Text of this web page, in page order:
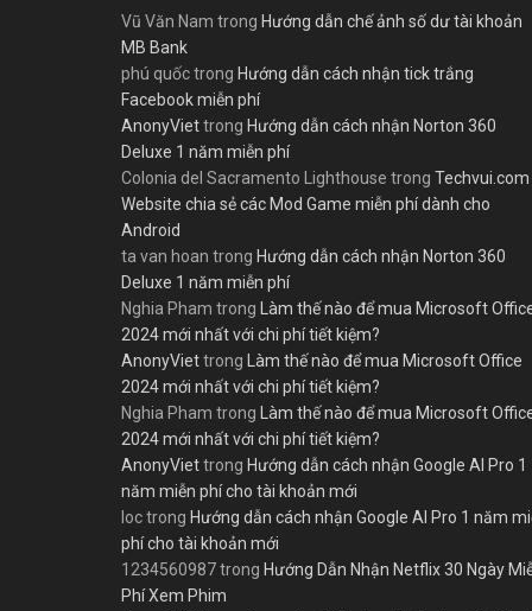
Vũ Văn Nam trong Hướng dẫn chế ảnh số dư tài khoản
MB Bank
phú quốctrong Hướng dẫn cách nhận tick trắng
Facebook miễn phí
AnonyViettrong Hướng dẫn cách nhận Norton 360
Deluxe 1 năm miễn phí
Colonia del Sacramento Lighthouse trong Techvui.com
Website chia sẻ các Mod Game miễn phí dành cho
Android
ta van hoan trong Hướng dẫn cách nhận Norton 360
Deluxe 1 năm miễn phí
Nghia Pham trong
Làm thế nào để mua Microsoft
2024 mới nhất với chi phí tiết kiệm?
AnonyViettrong
Làm thế nào để mua Microsoft Office
2024 mới nhất với chi phí tiết kiệm?
Nghia Pham trong
Làm thế nào để mua Microsoft
2024 mới nhất với chi phí tiết kiệm?
AnonyViettrong Hướng dẫn cách nhận Google AI Pro 1
năm miễn phí cho tài khoản mới
loctrong Hướng dẫn cách nhận Google AI Pro 1 năm
phí cho tài khoản mới
1234560987trong Hướng Dẫn Nhận Netflix 30 Ngày
Phí Xem Phim